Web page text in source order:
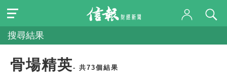
搜尋結果
骨場精英- 共73個結果